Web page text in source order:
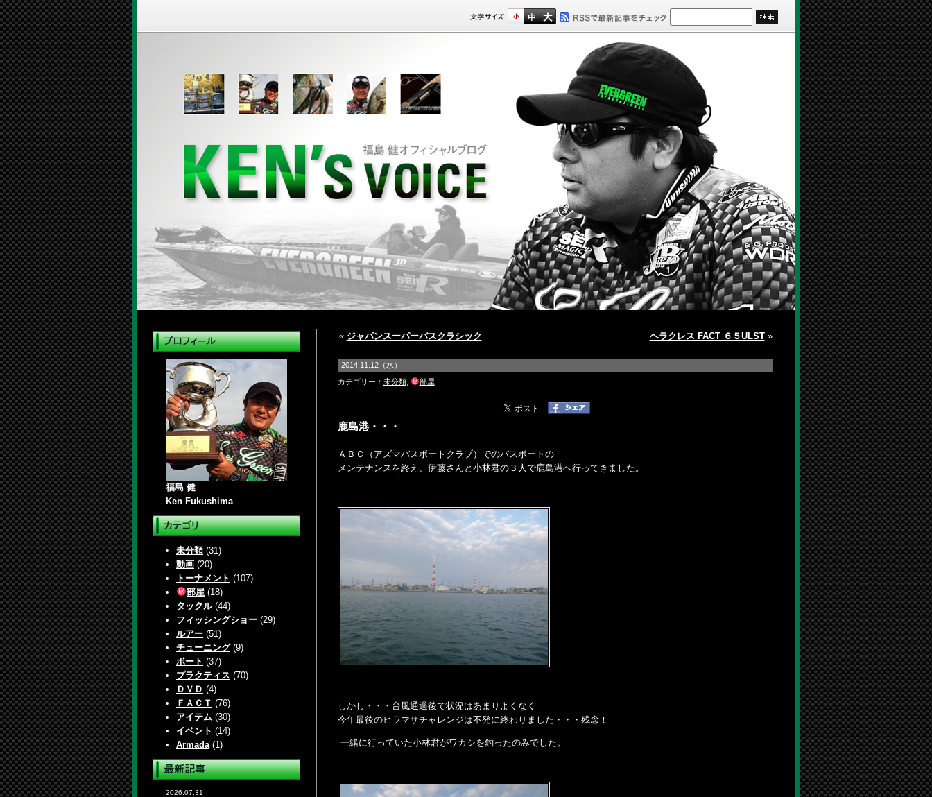
福島 健
Ken Fukushima
未分類(31)
動画 (20)
トーナメント (107)
部屋(18)
タックル(44)
フィッシングショー (29)
ルアー (51)
チューニング(9)
ボート (37)
プラクティス (70)
ＤＶＤ (4)
ＦＡＣＴ (76)
アイテム (30)
イベント (14)
Armada(1)
2026.07.31
« ジャパンスーパーバスクラシック ヘラクレス FACT ６５ULST»
2014.11.12（水）
カテゴリー： 未分類 部屋
鹿島港・・・
ＡＢＣ（アズマバスボートクラブ）でのバスボートの
メンテナンスを終え、伊藤さんと小林君の３人で鹿島港へ行ってきました。
しかし・・・台風通過後で状況はあまりよくなく
今年最後のヒラマサチャレンジは不発に終わりました・・・残念！
一緒に行っていた小林君がワカシを釣ったのみでした。